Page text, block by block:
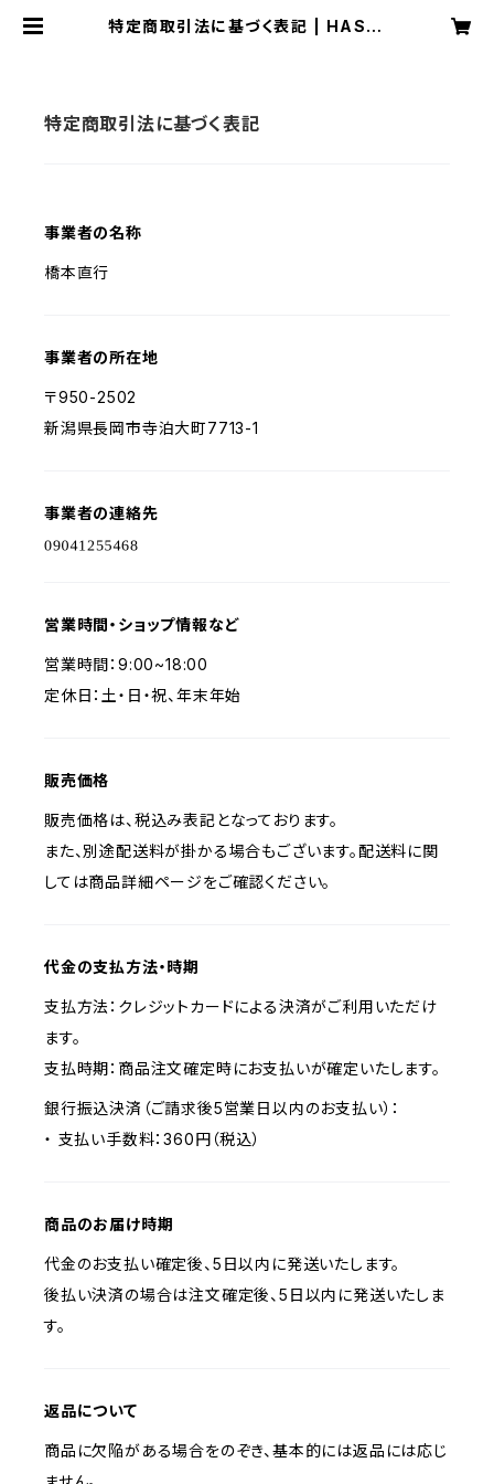
特定商取引法に基づく表記 | HASHI
特定商取引法に基づく表記
事業者の名称
橋本直行
事業者の所在地
〒950-2502
新潟県長岡市寺泊大町7713-1
事業者の連絡先
営業時間・ショップ情報など
営業時間：9:00~18:00
定休日：土・日・祝、年末年始
販売価格
販売価格は、税込み表記となっております。
また、別途配送料が掛かる場合もございます。配送料に関
しては商品詳細ページをご確認ください。
代金の支払方法・時期
支払方法：クレジットカードによる決済がご利用いただけ
ます。
支払時期：商品注文確定時にお支払いが確定いたします。
銀行振込決済（ご請求後5営業日以内のお支払い）：
・ 支払い手数料：360円（税込）
商品のお届け時期
代金のお支払い確定後、5日以内に発送いたします。
後払い決済の場合は注文確定後、5日以内に発送いたしま
す。
返品について
商品に欠陥がある場合をのぞき、基本的には返品には応じ